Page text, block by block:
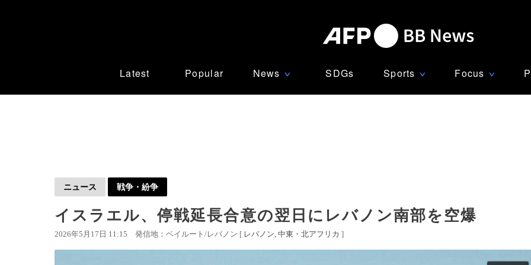
Latest Popular News ∨ SDGs Sports ∨ Focus ∨
ニュース 戦争・紛争
イスラエル、停戦延長合意の翌日にレバノン南部を空爆
2026年5月17日 11:15 発信地：ベイルート/レバノン [ レバノン 中東・北アフリカ ]